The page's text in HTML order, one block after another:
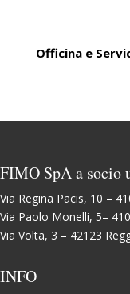
Officina e
FIMO SpA a socio
Via Regina Pacis, 10 –
Via Paolo Monelli, 5–
Via Volta, 3 – 42123
INFO